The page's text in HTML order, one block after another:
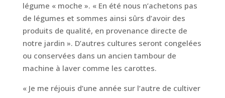
légume « moche ». « En été nous n’achetons pas
de légumes et sommes ainsi sûrs d’avoir des
produits de qualité, en provenance directe de
notre jardin ». D’autres cultures seront congelées
ou conservées dans un ancien tambour de
machine à laver comme les carottes.
« Je me réjouis d’une année sur l’autre de cultiver